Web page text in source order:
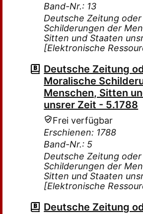
Band-Nr.: 13
Deutsche Zeitung
Schilderungen der
Sitten und Staaten
[Elektronische
Deutsche Zeitung
Moralische
Menschen, Sitten
unsrer Zeit - 5.1788
Frei verfügbar
Erschienen: 1788
Band-Nr.: 5
Deutsche Zeitung
Schilderungen der
Sitten und Staaten
[Elektronische
Deutsche Zeitung